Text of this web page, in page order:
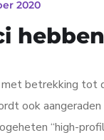
2020
betrekking tot
ook
“high-